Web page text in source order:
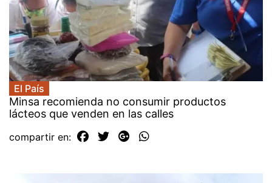
El País
Minsa recomienda no consumir productos
lácteos que venden en las calles
compartir en: